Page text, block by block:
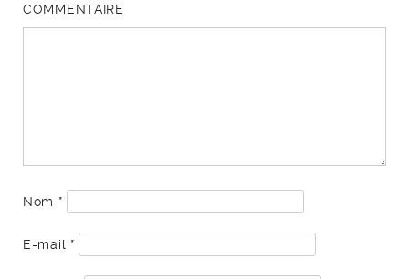
COMMENTAIRE
Nom *
E-mail *